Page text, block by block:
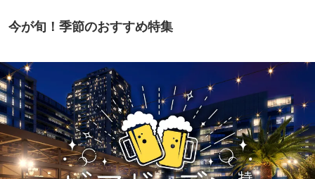
今が旬！季節のおすすめ特集